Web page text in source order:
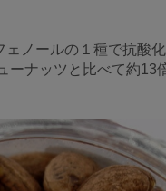
ノールの１種で抗酸
ーナッツと比べて約